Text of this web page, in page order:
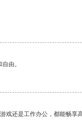
由。
还是工作办公，都能畅